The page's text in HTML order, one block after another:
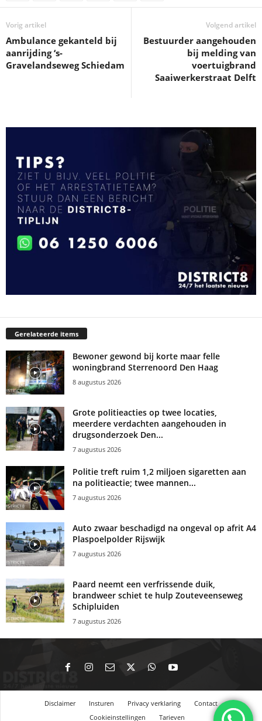
Vorig artikel
Ambulance gekanteld bij
aanrijding ‘s-
Gravelandseweg Schiedam
Volgend artikel
Bestuurder aangehouden
bij melding van
voertuigbrand
Saaiwerkerstraat Delft
Gerelateerde items
Bewoner gewond bij korte maar felle
woningbrand Sterrenoord Den Haag
8 augustus 2026
Grote politieacties op twee locaties,
meerdere verdachten aangehouden in
drugsonderzoek Den...
7 augustus 2026
Politie treft ruim 1,2 miljoen sigaretten aan
na politieactie; twee mannen...
7 augustus 2026
Auto zwaar beschadigd na ongeval op afrit A4
Plaspoelpolder Rijswijk
7 augustus 2026
Paard neemt een verfrissende duik,
brandweer schiet te hulp Zouteveenseweg
Schipluiden
7 augustus 2026
Disclaimer Insturen Privacy verklaring
Contact
Cookieinstellingen
Tarieven